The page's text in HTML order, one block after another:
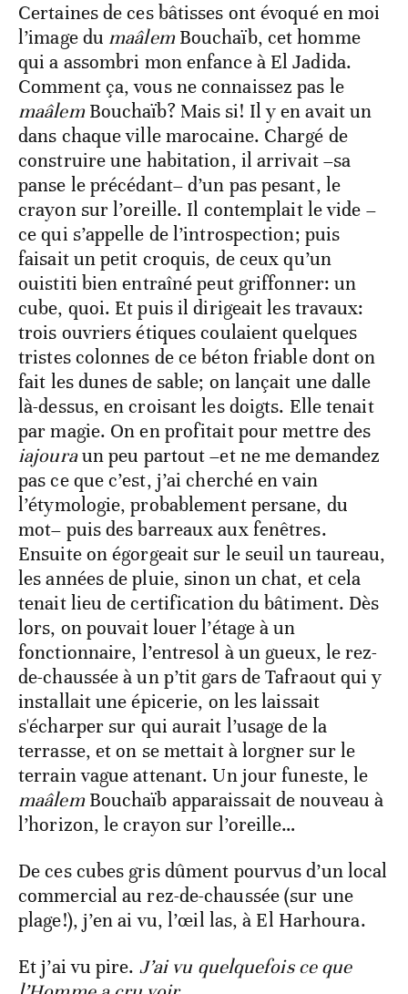
Certaines de ces bâtisses ont évoqué en moi
l’image du maâlemBouchaïb, cet homme
qui a assombri mon enfance à El Jadida.
Comment ça, vous ne connaissez pas le
maâlemBouchaïb? Mais si! Il y en avait un
dans chaque ville marocaine. Chargé de
construire une habitation, il arrivait –sa
panse le précédant– d’un pas pesant, le
crayon sur l’oreille. Il contemplait le vide –
ce qui s’appelle de l’introspection; puis
faisait un petit croquis, de ceux qu’un
ouistiti bien entraîné peut griffonner: un
cube, quoi. Et puis il dirigeait les travaux:
trois ouvriers étiques coulaient quelques
tristes colonnes de ce béton friable dont on
fait les dunes de sable; on lançait une dalle
là-dessus, en croisant les doigts. Elle tenait
par magie. On en profitait pour mettre des
iajouraun peu partout –et ne me demandez
pas ce que c’est, j’ai cherché en vain
l’étymologie, probablement persane, du
mot– puis des barreaux aux fenêtres.
Ensuite on égorgeait sur le seuil un taureau,
les années de pluie, sinon un chat, et cela
tenait lieu de certification du bâtiment. Dès
lors, on pouvait louer l’étage à un
fonctionnaire, l’entresol à un gueux, le rez-
de-chaussée à un p’tit gars de Tafraout qui y
installait une épicerie, on les laissait
s'écharper sur qui aurait l’usage de la
terrasse, et on se mettait à lorgner sur le
terrain vague attenant. Un jour funeste, le
maâlemBouchaïb apparaissait de nouveau à
l’horizon, le crayon sur l’oreille…
De ces cubes gris dûment pourvus d’un local
commercial au rez-de-chaussée (sur une
plage!), j’en ai vu, l’œil las, à El Harhoura.
Et j’ai vu pire. J’ai vu quelquefois ce que